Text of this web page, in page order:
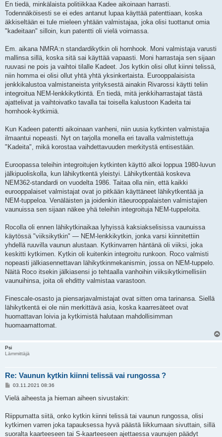
En tiedä, minkälaista politiikkaa Kadee aikoinaan harrasti.
Todennäköisesti se ei edes antanut lupaa käyttää patenttiaan, koska
äkkiseltään ei tule mieleen yhtään valmistajaa, joka olisi tuottanut omia
"kadeitaan" silloin, kun patentti oli vielä voimassa.
Em. aikana NMRA:n standardikytkin oli hornhook. Moni valmistaja varusti
mallinsa sillä, koska sitä sai käyttää vapaasti. Moni harrastaja sen sijaan
ruuvasi ne pois ja vaihtoi tilalle Kadeet. Jos kytkin olisi ollut kiinni telissä,
niin homma ei olisi ollut yhtä yhtä yksinkertaista. Eurooppalaisista
jenkkikalustoa valmistaneista yrityksestä ainakin Rivarossi käytti teliin
integroitua NEM-lenkkikytkintä. En tiedä, mitä jenkkiharrastajat tästä
ajattelivat ja vaihtoivatko tavalla tai toisella kalustoon Kadeita tai
hornhook-kytkimiä.
Kun Kadeen patentti aikoinaan vanheni, niin uusia kytkinten valmistajia
ilmaantui nopeasti. Nyt on tarjolla monella eri tavalla valmistettuja
"Kadeita", mikä korostaa vaihdettavuuden merkitystä entisestään.
Euroopassa teleihin integroitujen kytkinten käyttö alkoi loppua 1980-luvun
jälkipuoliskolla, kun lähikytkentä yleistyi. Lähikytkentää koskeva
NEM362-standardi on vuodelta 1986. Taitaa olla niin, että kaikki
eurooppalaiset valmistajat ovat jo pitkään käyttäneet lähikytkentää ja
NEM-tuppeloa. Venäläisten ja joidenkin itäeurooppalaisten valmistajien
vaunuissa sen sijaan näkee yhä teleihin integroituja NEM-tuppeloita.
Rocolla oli ennen lähikytkinaikaa lyhyissä kaksiakselisissa vaunuissa
käytössä "viiksikytkin" — NEM-lenkkikytkin, jonka varsi kiinnitettiin
yhdellä ruuvilla vaunun alustaan. Kytkinvarren häntänä oli viiksi, joka
keskitti kytkimen. Kytkin oli kuitenkin integroitu runkoon. Roco valmisti
nopeasti jälkiasennettavan lähikytkinmekanismin, jossa on NEM-tuppelo.
Näitä Roco itsekin jälkiasensi jo tehtaalla vanhoihin viiksikytkimellisiin
vaunuihinsa, joita oli ehditty valmistaa varastoon.
Finescale-osasto ja piensarjavalmistajat ovat sitten oma tarinansa. Siellä
lähikytkentä ei ole niin merkittävä asia, koska kaarresäteet ovat
huomattavan loivia ja kytkimistä halutaan mahdollisimman
huomaamattomat.
Psi
Lämmittäjä
Re: Vaunun kytkin kiinni telissä vai rungossa ?
V
e
i
03.11.2021 08:36
Vielä aiheesta ja hieman aiheen sivustakin:
Riippumatta siitä, onko kytkin kiinni telissä tai vaunun rungossa, olisi
kytkimen varren joka tapauksessa hyvä päästä liikkumaan sivuttain, sillä
suoralta kaarteeseen tai S-kaarteeseen ajettaessa vaunujen päädyt